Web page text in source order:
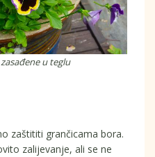
u teglu
zaštititi grančicama bora.
zalijevanje, ali se ne